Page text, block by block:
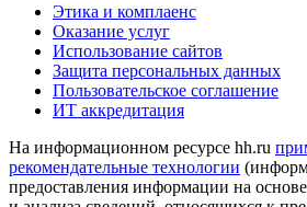
Этика и комплаенс
Оказание услуг
Использование сайтов
Защита персональных данных
Пользовательское соглашение
ИТ аккредитация
На информационном ресурсе hh.ru
рекомендательные технологии
предоставления информации на